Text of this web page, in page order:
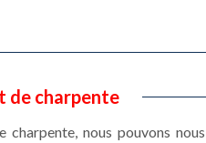
de charpente
nous pouvons nous